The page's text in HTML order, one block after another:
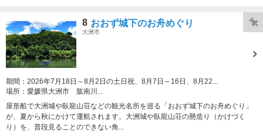
8 おおず城下のお舟めぐり
大洲市
期間： 2026年7月18日～8月2日の土日祝、8月7日～16日、8月22...
場所： 愛媛県大洲市 肱南川...
屋形船で大洲城や臥龍山荘などの観光名所を巡る「おおず城下のお舟めぐり」
が、夏から秋にかけて運航されます。大洲城や臥龍山荘の懸造り（かけづく
り）を、普段見ることのできない角...